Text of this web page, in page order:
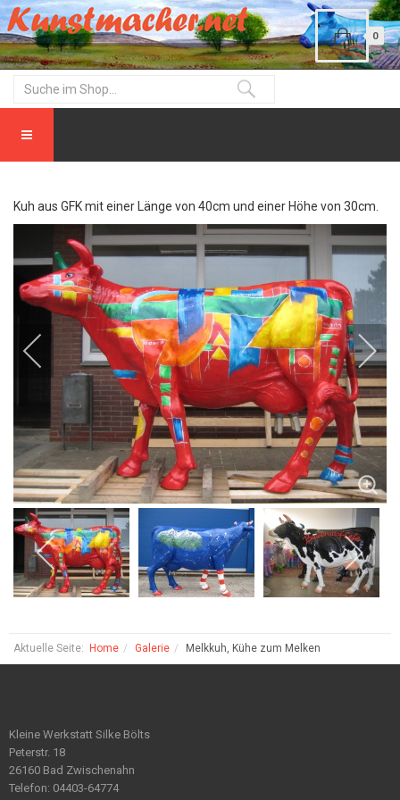
0
Kuh aus GFK mit einer Länge von 40cm und einer Höhe von 30cm.
Aktuelle Seite: Home Galerie Melkkuh, Kühe zum Melken
Kleine Werkstatt Silke Bölts
Peterstr. 18
26160 Bad Zwischenahn
Telefon: 04403-64774